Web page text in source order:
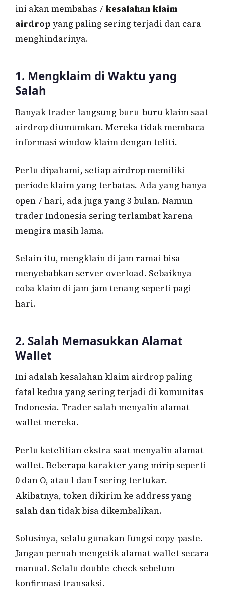
ini akan membahas 7 kesalahan klaim
airdrop yang paling sering terjadi dan cara
menghindarinya.
1. Mengklaim di Waktu yang
Salah
Banyak trader langsung buru-buru klaim saat
airdrop diumumkan. Mereka tidak membaca
informasi window klaim dengan teliti.
Perlu dipahami, setiap airdrop memiliki
periode klaim yang terbatas. Ada yang hanya
open 7 hari, ada juga yang 3 bulan. Namun
trader Indonesia sering terlambat karena
mengira masih lama.
Selain itu, mengklain di jam ramai bisa
menyebabkan server overload. Sebaiknya
coba klaim di jam-jam tenang seperti pagi
hari.
2. Salah Memasukkan Alamat
Wallet
Ini adalah kesalahan klaim airdrop paling
fatal kedua yang sering terjadi di komunitas
Indonesia. Trader salah menyalin alamat
wallet mereka.
Perlu ketelitian ekstra saat menyalin alamat
wallet. Beberapa karakter yang mirip seperti
0 dan O, atau l dan I sering tertukar.
Akibatnya, token dikirim ke address yang
salah dan tidak bisa dikembalikan.
Solusinya, selalu gunakan fungsi copy-paste.
Jangan pernah mengetik alamat wallet secara
manual. Selalu double-check sebelum
konfirmasi transaksi.